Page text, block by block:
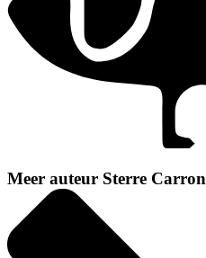
Meer auteur Sterre Carron